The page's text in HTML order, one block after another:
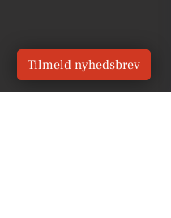
Tilmeld nyhedsbrev